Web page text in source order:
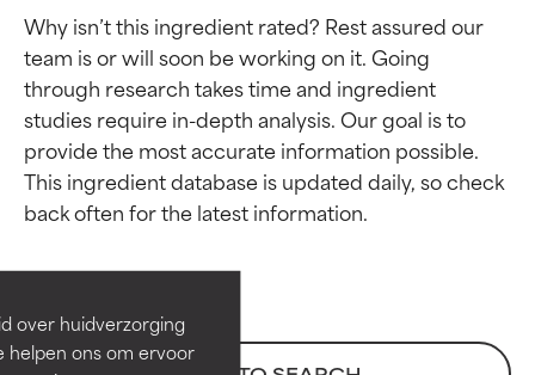
over huidverzorging
helpen ons om ervoor
Why isn’t this ingredient rated? Rest assured our
team is or will soon be working on it. Going
through research takes time and ingredient
studies require in-depth analysis. Our goal is to
provide the most accurate information possible.
This ingredient database is updated daily, so check
Beoordelingen van
ingrediënten
Bewezen en ondersteund door
onafhankelijk onderzoek.
Beoordelingen van
ingrediënten
Bewezen en ondersteund door
onafhankelijk onderzoek.